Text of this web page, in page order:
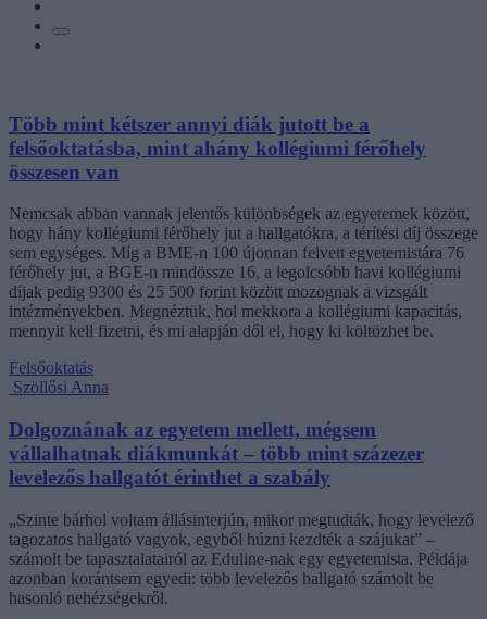
Több mint kétszer annyi diák jutott be a
felsőoktatásba, mint ahány kollégiumi férőhely
összesen van
Nemcsak abban vannak jelentős különbségek az egyetemek között,
hogy hány kollégiumi férőhely jut a hallgatókra, a térítési díj összege
sem egységes. Míg a BME-n 100 újonnan felvett egyetemistára 76
férőhely jut, a BGE-n mindössze 16, a legolcsóbb havi kollégiumi
díjak pedig 9300 és 25 500 forint között mozognak a vizsgált
intézményekben. Megnéztük, hol mekkora a kollégiumi kapacitás,
mennyit kell fizetni, és mi alapján dől el, hogy ki költözhet be.
Felsőoktatás
Szöllősi Anna
Dolgoznának az egyetem mellett, mégsem
vállalhatnak diákmunkát – több mint százezer
levelezős hallgatót érinthet a szabály
„Szinte bárhol voltam állásinterjún, mikor megtudták, hogy levelező
tagozatos hallgató vagyok, egyből húzni kezdték a szájukat” –
számolt be tapasztalatairól az Eduline-nak egy egyetemista. Példája
azonban korántsem egyedi: több levelezős hallgató számolt be
hasonló nehézségekről.